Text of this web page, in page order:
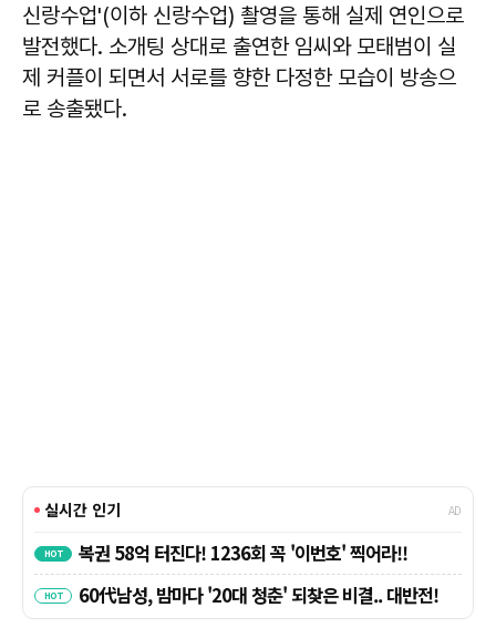
신랑수업'(이하 신랑수업) 촬영을 통해 실제 연인으로
발전했다. 소개팅 상대로 출연한 임씨와 모태범이 실
제 커플이 되면서 서로를 향한 다정한 모습이 방송으
로 송출됐다.